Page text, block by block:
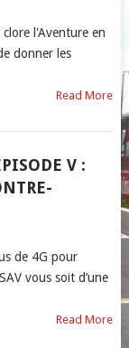
l'Aventure en
donner les
Read More
V :
de 4G pour
vous soit d’une
Read More